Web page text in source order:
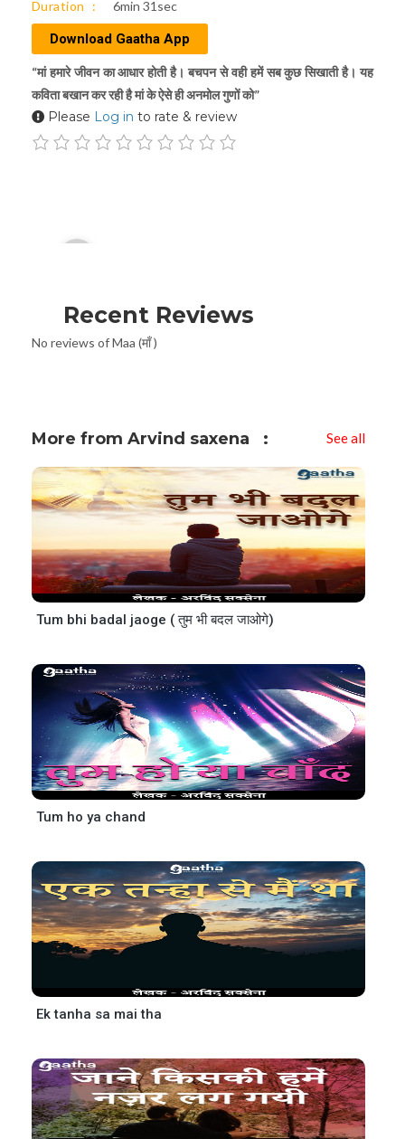
Duration
6min 31sec
Download Gaatha App
“मां हमारे जीवन का आधार होती है। बचपन से वही हमें सब कुछ सिखाती है। यह
कविता बखान कर रही है मां के ऐसे ही अनमोल गुणों को”
Please Log in to rate & review
Player
Recent Reviews
No reviews of Maa (माँ )
More from Arvind saxena See all
Tum bhi badal jaoge ( तुम भी बदल जाओगे)
Tum ho ya chand
Ek tanha sa mai tha